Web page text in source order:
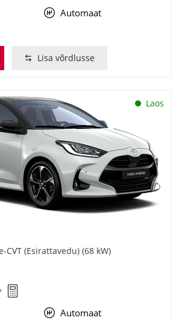
Automaat
Lisa võrdlusse
Laos
CVT (Esirattavedu) (68 kW)
Automaat